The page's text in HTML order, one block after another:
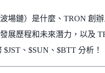
場鏈）是什麼、TRON 創
展歷程和未來潛力，以及
、$SUN、$BTT 分析！